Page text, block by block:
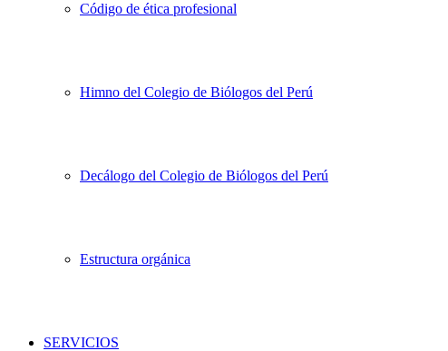
Código de ética profesional
Himno del Colegio de Biólogos del Perú
Decálogo del Colegio de Biólogos del Perú
Estructura orgánica
SERVICIOS